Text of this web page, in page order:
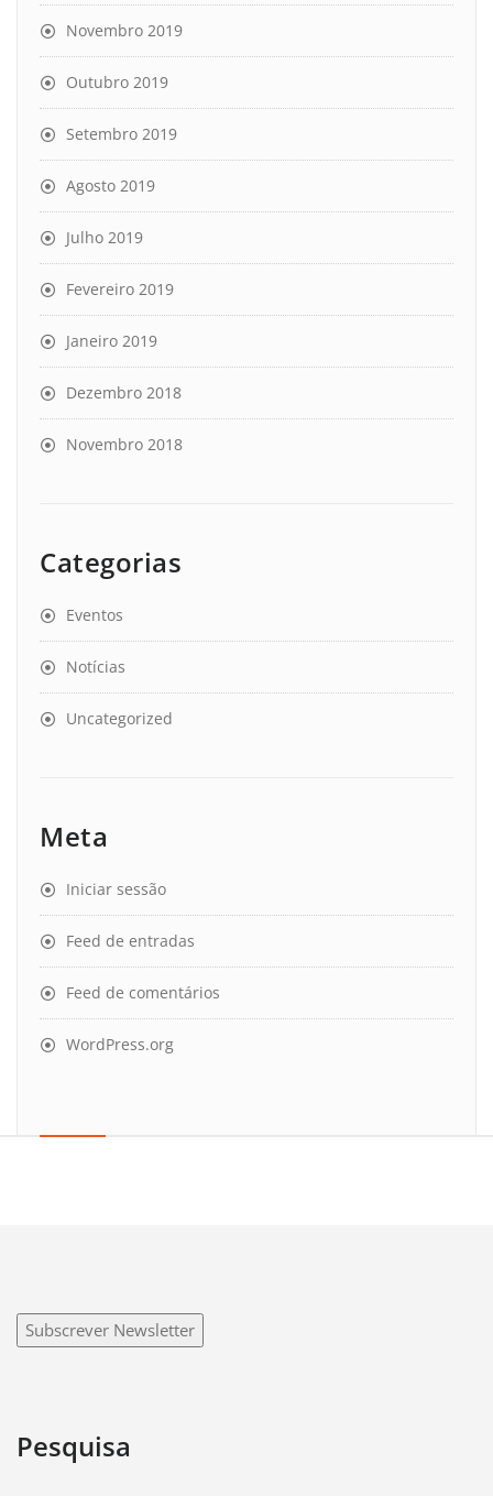
Novembro 2019
Outubro 2019
Setembro 2019
Agosto 2019
Julho 2019
Fevereiro 2019
Janeiro 2019
Dezembro 2018
Novembro 2018
Categorias
Eventos
Notícias
Uncategorized
Meta
Iniciar sessão
Feed de entradas
Feed de comentários
WordPress.org
Subscrever Newsletter
Pesquisa